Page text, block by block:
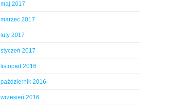
maj 2017
marzec 2017
luty 2017
styczeń 2017
listopad 2016
październik 2016
wrzesień 2016